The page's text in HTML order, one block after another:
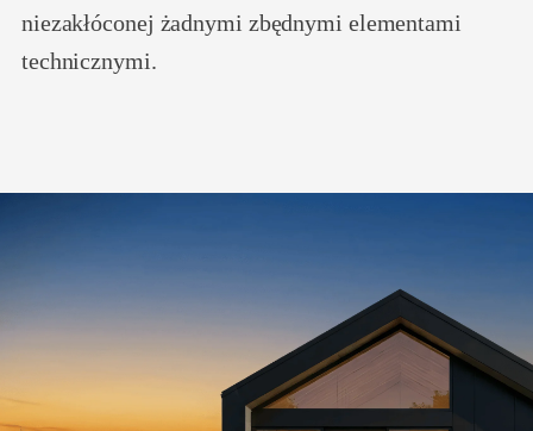
niezakłóconej żadnymi zbędnymi elementami
technicznymi.